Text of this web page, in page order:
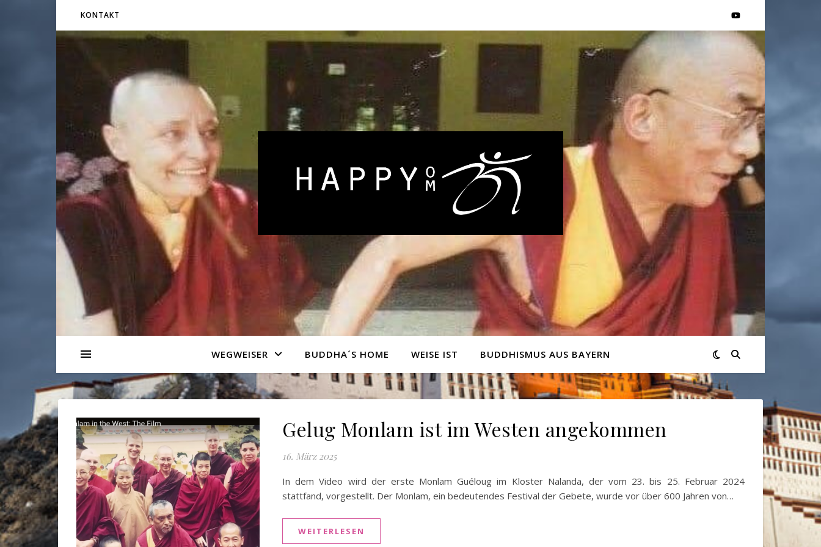
KONTAKT
WEGWEISER BUDDHA´S HOME WEISE IST BUDDHISMUS AUS BAYERN
Gelug Monlam ist im Westen angekommen
16. März 2025
In dem Video wird der erste Monlam Guéloug im Kloster Nalanda, der vom 23. bis 25. Februar 2024
stattfand, vorgestellt. Der Monlam, ein bedeutendes Festival der Gebete, wurde vor über 600 Jahren von…
WEITERLESEN